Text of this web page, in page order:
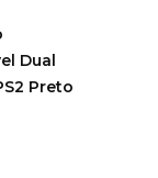
Dual
Preto